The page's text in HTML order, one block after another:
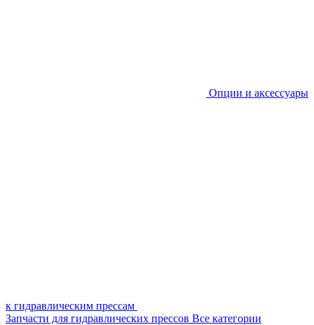
Опции и аксессуары
к гидравлическим прессам
Запчасти для гидравлических прессов Все категории